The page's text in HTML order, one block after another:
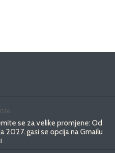
se za velike promjene: Od
2027. gasi se opcija na Gmailu